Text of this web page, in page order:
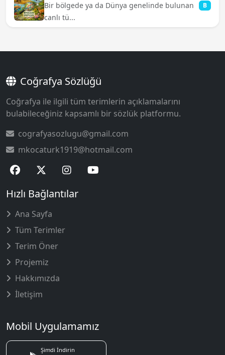
Bir bölgede ya da Dünya genelinde bulunan
canlı tü...
B
Coğrafya Sözlüğü
Coğrafya ile ilgili tüm terimlerin açıklamalarını
bulabileceğiniz kapsamlı bir sözlük platformu.
cografyasozlugu@gmail.com
mkocaturk1919@hotmail.com
Hızlı Bağlantılar
Ana Sayfa
Tüm Terimler
Terim Öner
Projemiz
Hakkımızda
İletişim
Mobil Uygulamamız
Şimdi İndirin